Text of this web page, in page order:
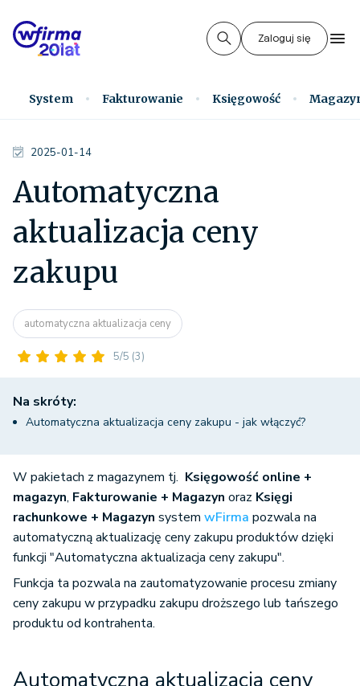
Zaloguj się
System Fakturowanie Księgowość
2025-01-14
Automatyczna
aktualizacja ceny
zakupu
automatyczna aktualizacja ceny
5/5 (3)
Na skróty:
Automatyczna aktualizacja ceny zakupu - jak włączyć?
W pakietach z magazynem tj. Księgowość online +
magazyn, Fakturowanie + Magazyn oraz Księgi
rachunkowe + Magazyn system wFirma pozwala na
automatyczną aktualizację ceny zakupu produktów dzięki
funkcji "Automatyczna aktualizacja ceny zakupu".
Funkcja ta pozwala na zautomatyzowanie procesu zmiany
ceny zakupu w przypadku zakupu droższego lub tańszego
produktu od kontrahenta.
Automatyczna aktualizacja ceny